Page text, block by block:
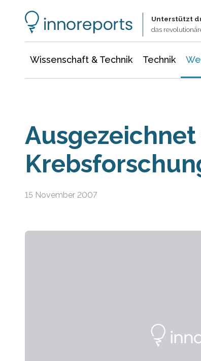
Unterstützt
das
Wissenschaft & Technik Technik
15 November 2007